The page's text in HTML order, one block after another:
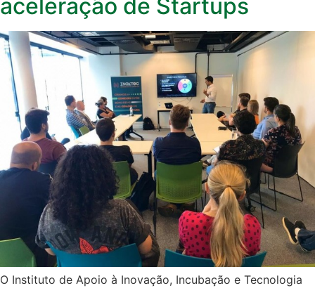
aceleração de Startups
O Instituto de Apoio à Inovação, Incubação e Tecnologia